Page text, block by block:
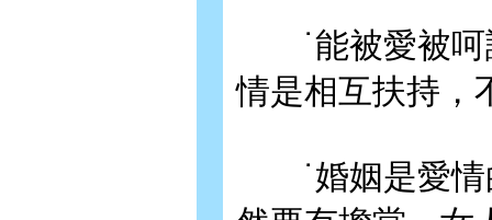
˙能被愛被呵
情是相互扶持，
˙婚姻是愛情